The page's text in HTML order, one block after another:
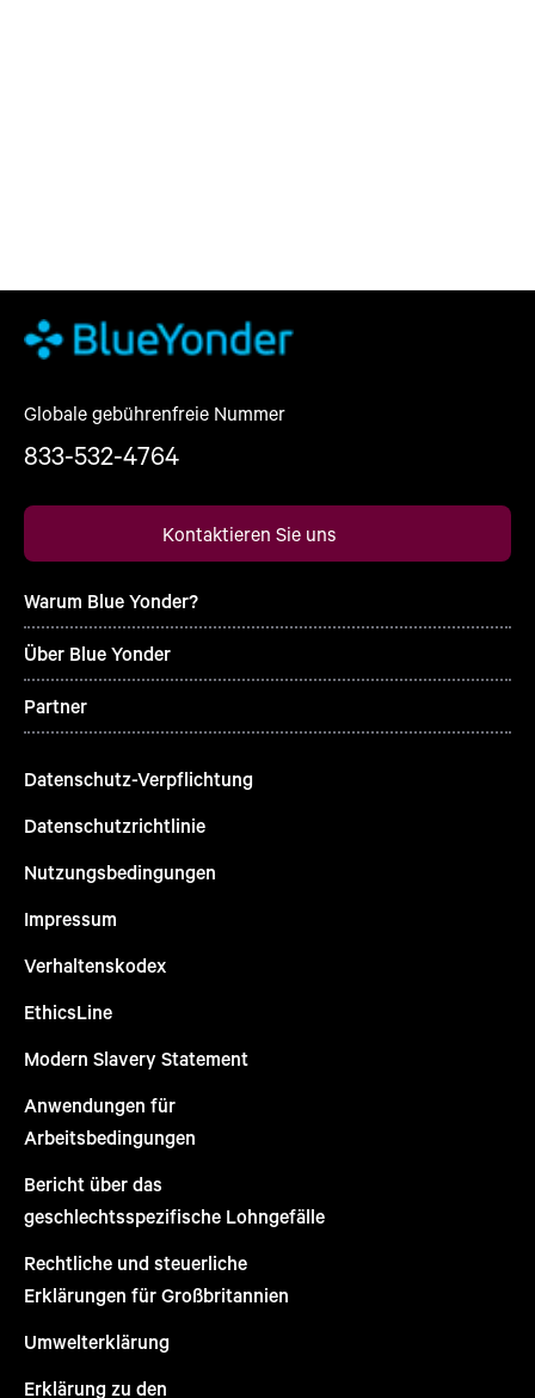
Globale gebührenfreie Nummer
833-532-4764
Kontaktieren Sie uns
Warum Blue Yonder?
Über Blue Yonder
Partner
Datenschutz-Verpflichtung
Datenschutzrichtlinie
Nutzungsbedingungen
Impressum
Verhaltenskodex
EthicsLine
Modern Slavery Statement
Anwendungen für
Arbeitsbedingungen
Bericht über das
geschlechtsspezifische Lohngefälle
Rechtliche und steuerliche
Erklärungen für Großbritannien
Umwelterklärung
Erklärung zu den